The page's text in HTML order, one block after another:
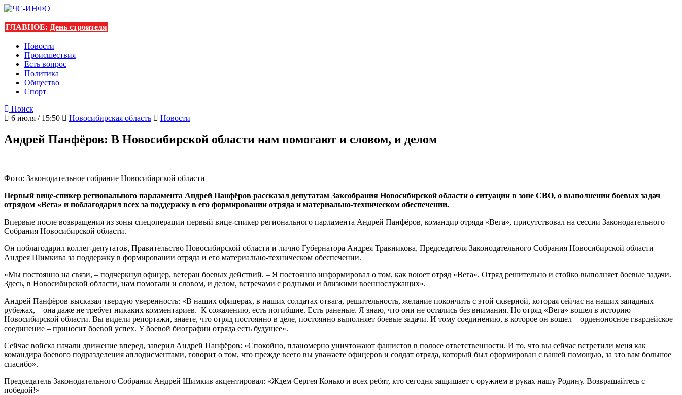
ГЛАВНОЕ: День строителя
Новости
Происшествия
Есть вопрос
Политика
Общество
Спорт
Поиск
6 июля / 15:50
Новосибирская область Новости
Андрей Панфёров: В Новосибирской области нам помогают и словом, и делом
Фото: Законодательное собрание Новосибирской области
Первый вице-спикер регионального парламента Андрей Панфёров рассказал депутатам Заксобрания Новосибирской области о ситуации в зоне СВО, о выполнении боевых задач
отрядом «Вега» и поблагодарил всех за поддержку в его формировании отряда и материально-техническом обеспечении.
Впервые после возвращения из зоны спецоперации первый вице-спикер регионального парламента Андрей Панфёров, командир отряда «Вега», присутствовал на сессии Законодательного
Собрания Новосибирской области.
Он поблагодарил коллег-депутатов, Правительство Новосибирской области и лично Губернатора Андрея Травникова, Председателя Законодательного Собрания Новосибирской области
Андрея Шимкива за поддержку в формировании отряда и его материально-техническом обеспечении.
«Мы постоянно на связи, – подчеркнул офицер, ветеран боевых действий. – Я постоянно информировал о том, как воюет отряд «Вега». Отряд решительно и стойко выполняет боевые задачи.
Здесь, в Новосибирской области, нам помогали и словом, и делом, встречами с родными и близкими военнослужащих».
Андрей Панфёров высказал твердую уверенность: «В наших офицерах, в наших солдатах отвага, решительность, желание покончить с этой скверной, которая сейчас на наших западных
рубежах, – она даже не требует никаких комментариев. К сожалению, есть погибшие. Есть раненые. Я знаю, что они не остались без внимания. Но отряд «Вега» вошел в историю
Новосибирской области. Вы видели репортажи, знаете, что отряд постоянно в деле, постоянно выполняет боевые задачи. И тому соединению, в которое он вошел – орденоносное гвардейское
соединение – приносит боевой успех. У боевой биографии отряда есть будущее».
Сейчас войска начали движение вперед, заверил Андрей Панфёров: «Спокойно, планомерно уничтожают фашистов в полосе ответственности. И то, что вы сейчас встретили меня как
командира боевого подразделения аплодисментами, говорит о том, что прежде всего вы уважаете офицеров и солдат отряда, который был сформирован с вашей помощью, за это вам большое
спасибо».
Председатель Законодательного Собрания Андрей Шимкив акцентировал: «Ждем Сергея Конько и всех ребят, кто сегодня защищает с оружием в руках нашу Родину. Возвращайтесь с
победой!»